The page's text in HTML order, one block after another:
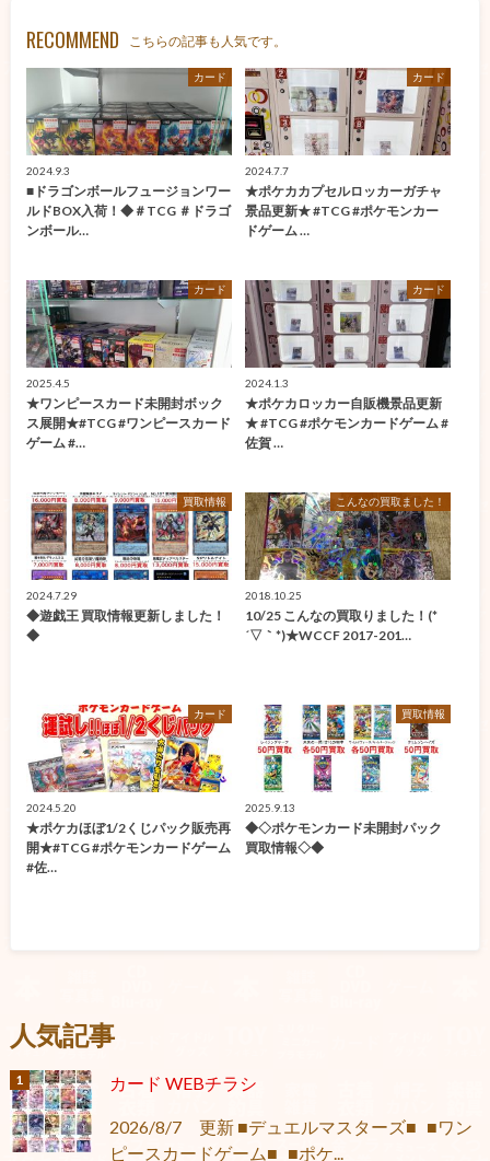
RECOMMEND こちらの記事も人気です。
カード
2024.9.3
■ドラゴンボールフュージョンワー
ルドBOX入荷！◆＃TCG ＃ドラゴ
ンボール…
カード
2024.7.7
★ポケカカプセルロッカーガチャ
景品更新★ #TCG #ポケモンカー
ドゲーム …
カード
2025.4.5
★ワンピースカード未開封ボック
ス展開★#TCG #ワンピースカード
ゲーム #…
カード
2024.1.3
★ポケカロッカー自販機景品更新
★ #TCG #ポケモンカードゲーム #
佐賀 …
買取情報
2024.7.29
◆遊戯王 買取情報更新しました！
◆
こんなの買取ました！
2018.10.25
10/25 こんなの買取りました！(*
´▽｀*)★WCCF 2017-201…
カード
2024.5.20
★ポケカほぼ1/2くじパック販売再
開★#TCG #ポケモンカードゲーム
#佐…
買取情報
2025.9.13
◆◇ポケモンカード未開封パック
買取情報◇◆
人気記事
カード WEBチラシ
2026/8/7 更新 ■デュエルマスターズ■ ■ワン
ピースカードゲーム■ ■ポケ...